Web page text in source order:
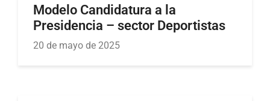
Modelo Candidatura a la
Presidencia – sector Deportistas
20 de mayo de 2025